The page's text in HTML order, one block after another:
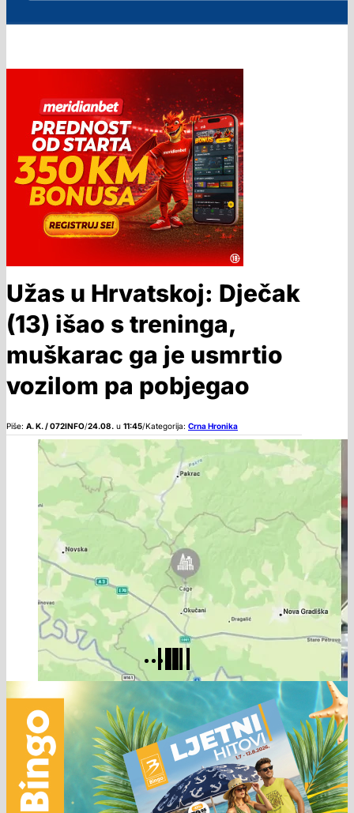
Užas u Hrvatskoj: Dječak
(13) išao s treninga,
muškarac ga je usmrtio
vozilom pa pobjegao
Piše: A. K. / 072INFO/24.08. u 11:45/Kategorija: Crna Hronika